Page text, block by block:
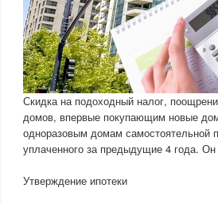
Скидка на подоходный налог,
домов, впервые покупающим новые
одноразовым домам самостоятельной
уплаченного за предыдущие 4 года.
Утверждение ипотеки